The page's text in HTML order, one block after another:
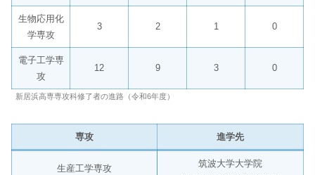
生物応用化
学専攻
3 2 1 0
電子工学専
攻
12 9 3 0
新居浜高専専攻科修了者の進路（令和6年度）
専攻 進学先
生産工学専攻
筑波大学大学院